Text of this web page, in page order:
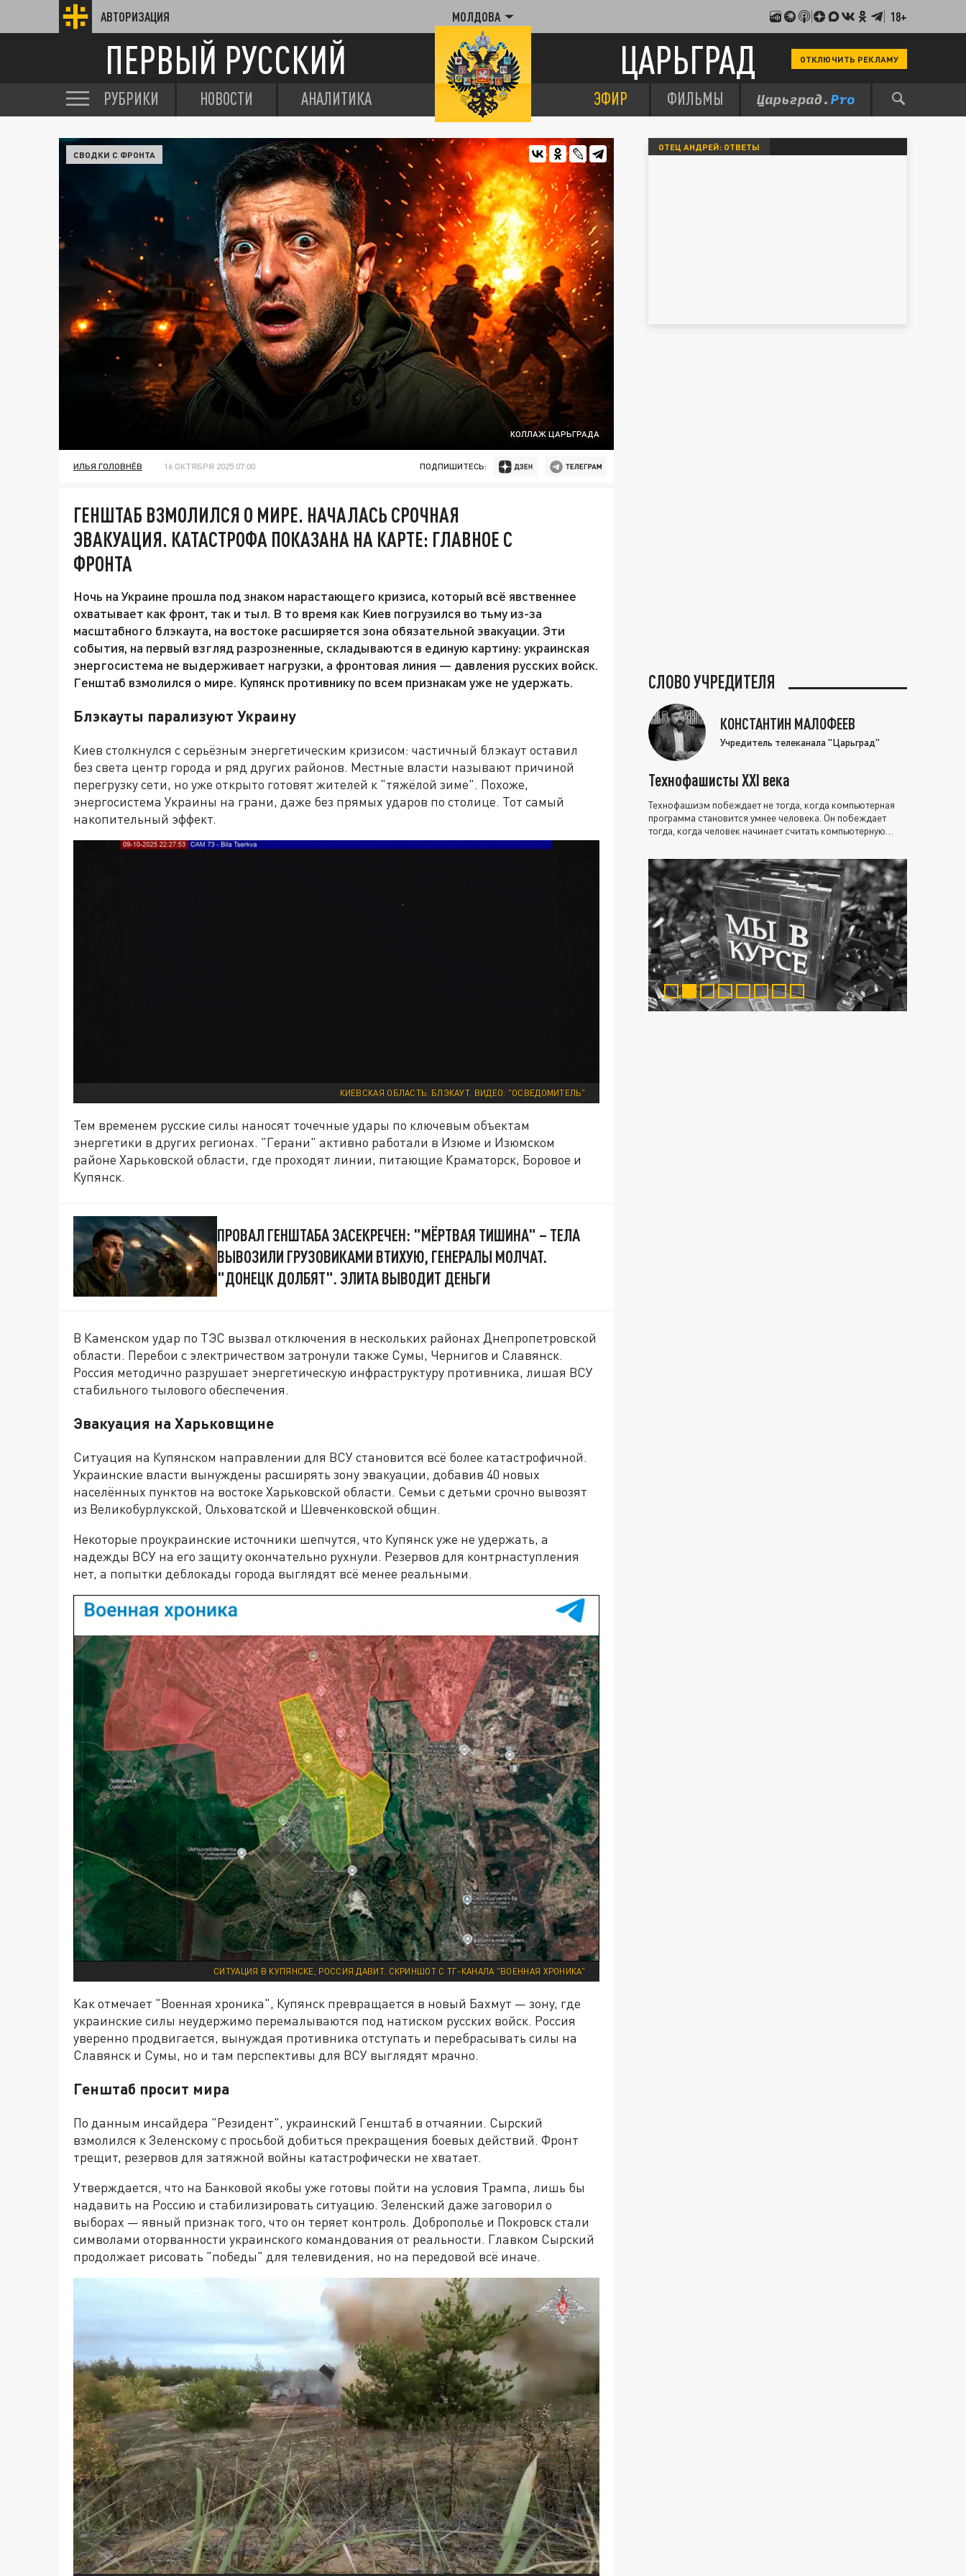
АВТОРИЗАЦИЯ МОЛДОВА 18+
ПЕРВЫЙ РУССКИЙ ЦАРЬГРАД ОТКЛЮЧИТЬ РЕКЛАМУ
РУБРИКИ НОВОСТИ АНАЛИТИКА ЭФИР ФИЛЬМЫ
КОЛЛАЖ ЦАРЬГРАДА
СВОДКИ С ФРОНТА
ИЛЬЯ ГОЛОВНЁВ 16 ОКТЯБРЯ 2025 07:00 ПОДПИШИТЕСЬ:
ГЕНШТАБ ВЗМОЛИЛСЯ О МИРЕ. НАЧАЛАСЬ СРОЧНАЯ
ЭВАКУАЦИЯ. КАТАСТРОФА ПОКАЗАНА НА КАРТЕ: ГЛАВНОЕ С
ФРОНТА
Ночь на Украине прошла под знаком нарастающего кризиса, который всё явственнее
охватывает как фронт, так и тыл. В то время как Киев погрузился во тьму из-за
масштабного блэкаута, на востоке расширяется зона обязательной эвакуации. Эти
события, на первый взгляд разрозненные, складываются в единую картину: украинская
энергосистема не выдерживает нагрузки, а фронтовая линия — давления русских войск.
Генштаб взмолился о мире. Купянск противнику по всем признакам уже не удержать.
Блэкауты парализуют Украину
Киев столкнулся с серьёзным энергетическим кризисом: частичный блэкаут оставил
без света центр города и ряд других районов. Местные власти называют причиной
перегрузку сети, но уже открыто готовят жителей к "тяжёлой зиме". Похоже,
энергосистема Украины на грани, даже без прямых ударов по столице. Тот самый
накопительный эффект.
КИЕВСКАЯ ОБЛАСТЬ. БЛЭКАУТ. ВИДЕО: "ОСВЕДОМИТЕЛЬ"
Тем временем русские силы наносят точечные удары по ключевым объектам
энергетики в других регионах. "Герани" активно работали в Изюме и Изюмском
районе Харьковской области, где проходят линии, питающие Краматорск, Боровое и
Купянск.
ПРОВАЛ ГЕНШТАБА ЗАСЕКРЕЧЕН: "МЁРТВАЯ ТИШИНА" – ТЕЛА
ВЫВОЗИЛИ ГРУЗОВИКАМИ ВТИХУЮ, ГЕНЕРАЛЫ МОЛЧАТ.
"ДОНЕЦК ДОЛБЯТ". ЭЛИТА ВЫВОДИТ ДЕНЬГИ
В Каменском удар по ТЭС вызвал отключения в нескольких районах Днепропетровской
области. Перебои с электричеством затронули также Сумы, Чернигов и Славянск.
Россия методично разрушает энергетическую инфраструктуру противника, лишая ВСУ
стабильного тылового обеспечения.
Эвакуация на Харьковщине
Ситуация на Купянском направлении для ВСУ становится всё более катастрофичной.
Украинские власти вынуждены расширять зону эвакуации, добавив 40 новых
населённых пунктов на востоке Харьковской области. Семьи с детьми срочно вывозят
из Великобурлукской, Ольховатской и Шевченковской общин.
Некоторые проукраинские источники шепчутся, что Купянск уже не удержать, а
надежды ВСУ на его защиту окончательно рухнули. Резервов для контрнаступления
нет, а попытки деблокады города выглядят всё менее реальными.
СИТУАЦИЯ В КУПЯНСКЕ, РОССИЯ ДАВИТ. СКРИНШОТ С ТГ-КАНАЛА "ВОЕННАЯ ХРОНИКА"
Как отмечает "Военная хроника", Купянск превращается в новый Бахмут — зону, где
украинские силы неудержимо перемалываются под натиском русских войск. Россия
уверенно продвигается, вынуждая противника отступать и перебрасывать силы на
Славянск и Сумы, но и там перспективы для ВСУ выглядят мрачно.
Генштаб просит мира
По данным инсайдера "Резидент", украинский Генштаб в отчаянии. Сырский
взмолился к Зеленскому с просьбой добиться прекращения боевых действий. Фронт
трещит, резервов для затяжной войны катастрофически не хватает.
Утверждается, что на Банковой якобы уже готовы пойти на условия Трампа, лишь бы
надавить на Россию и стабилизировать ситуацию. Зеленский даже заговорил о
выборах — явный признак того, что он теряет контроль. Доброполье и Покровск стали
символами оторванности украинского командования от реальности. Главком Сырский
продолжает рисовать "победы" для телевидения, но на передовой всё иначе.
ОТЕЦ АНДРЕЙ: ОТВЕТЫ
СЛОВО УЧРЕДИТЕЛЯ
КОНСТАНТИН МАЛОФЕЕВ
Учредитель телеканала "Царьград"
Технофашисты XXI века
Технофашизм побеждает не тогда, когда компьютерная
программа становится умнее человека. Он побеждает
тогда, когда человек начинает считать компьютерную